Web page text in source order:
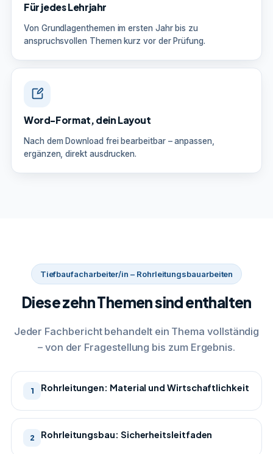
Für jedes Lehrjahr
Von Grundlagenthemen im ersten Jahr bis zu
anspruchsvollen Themen kurz vor der Prüfung.
Word-Format, dein Layout
Nach dem Download frei bearbeitbar – anpassen,
ergänzen, direkt ausdrucken.
Tiefbaufacharbeiter/in – Rohrleitungsbauarbeiten
Diese zehn Themen sind enthalten
Jeder Fachbericht behandelt ein Thema vollständig
– von der Fragestellung bis zum Ergebnis.
1 Rohrleitungen: Material und Wirtschaftlichkeit
2 Rohrleitungsbau: Sicherheitsleitfaden